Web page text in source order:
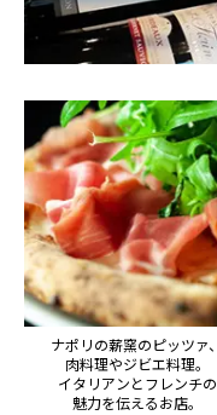
ナポリの薪窯のピッツァ、
肉料理やジビエ料理。
イタリアンとフレンチの
魅力を伝えるお店。